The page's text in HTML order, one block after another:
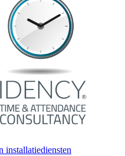
installatiediensten